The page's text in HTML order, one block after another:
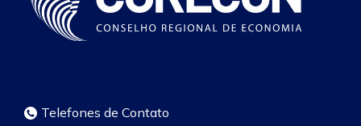
Telefones de Contato